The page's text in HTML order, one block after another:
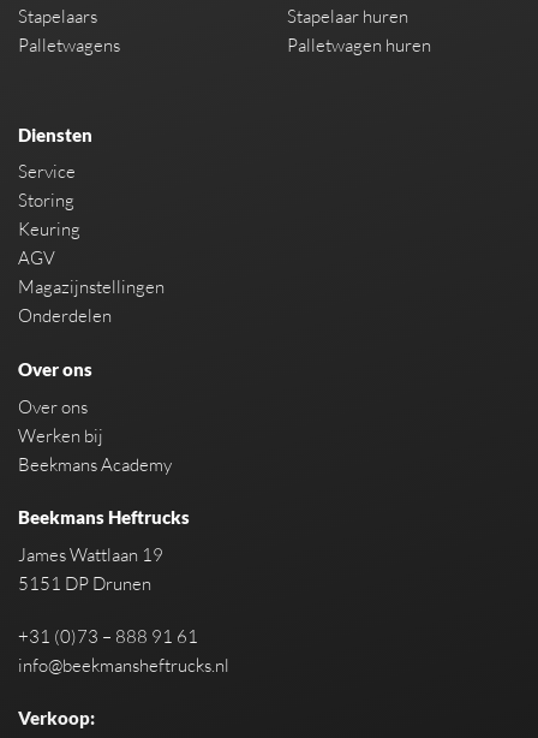
Stapelaars
Palletwagens
Stapelaar huren
Palletwagen huren
Diensten
Service
Storing
Keuring
AGV
Magazijnstellingen
Onderdelen
Over ons
Over ons
Werken bij
Beekmans Academy
Beekmans Heftrucks
James Wattlaan 19
5151 DP Drunen
+31 (0)73 – 888 91 61
info@beekmansheftrucks.nl
Verkoop: